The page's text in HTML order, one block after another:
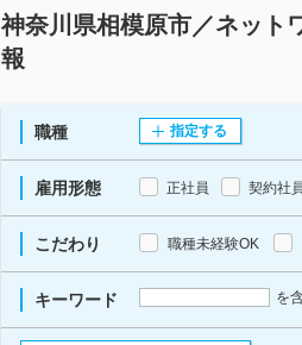
神奈川県相模原市／ネット
報
職種 指定する
雇用形態 正社員 契約社
こだわり 職種未経験OK
キーワード を